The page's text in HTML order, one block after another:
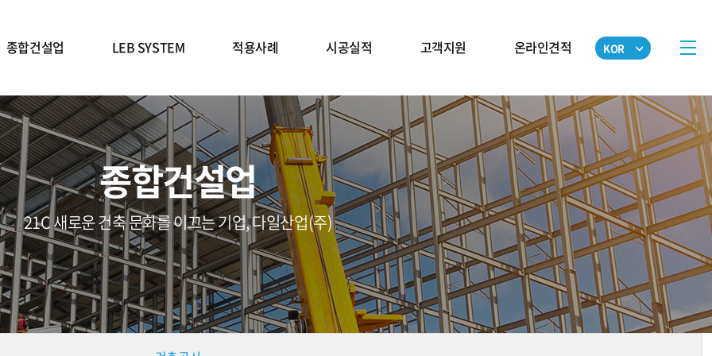
종합건설업 LEB SYSTEM 적용사례 시공실적 고객지원 온라인견적 KOR
종합건설업
21C 새로운 건축 문화를 이끄는 기업, 다일산업(주)